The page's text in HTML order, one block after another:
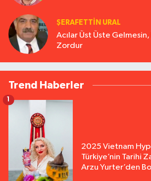
ŞERAFETTIN URAL
Acılar Üst Üste Gelmesin,
Zordur
Trend Haberler
2025 Vietnam
Türkiye’nin Tarihi
Arzu Yurter’den
1